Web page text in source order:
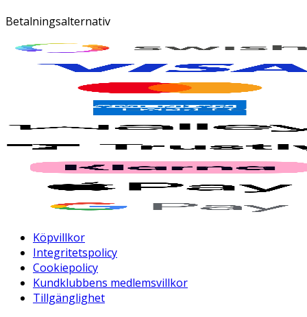
Betalningsalternativ
Köpvillkor
Integritetspolicy
Cookiepolicy
Kundklubbens medlemsvillkor
Tillgänglighet